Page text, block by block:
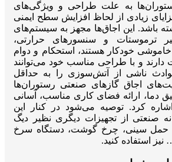
به علت طراحی و ویژگی‌های
زیادی از لحاظ افزایش سطح ایمنی
باشد. این اجاق‌ها مجهز به سیستم‌های
ترموستات و سنسورهای حرارتی،
خودکار هستند، استحکام و دوام
دارند و با طراحی مناسب خود می‌توانند
ناشی از آتش‌سوزی را به حداقل
اجاق‌ گازهای صنعتی رستوران‌ها
دما، ارائه فضای کاری مناسب، آسانی
کرد. توصیه می‌شود در کنار این
صنعتی از تجهیزات دیگری نظیر دیگ
حمل سینی، چرخ گوشت، دستگاه سرخ
استفاده کنید.